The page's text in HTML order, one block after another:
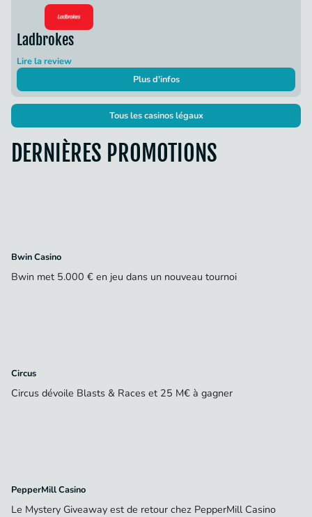
Ladbrokes
Lire la review
Plus d'infos
Tous les casinos légaux
DERNIÈRES PROMOTIONS
Bwin Casino
Bwin met 5.000 € en jeu dans un nouveau tournoi
Circus
Circus dévoile Blasts & Races et 25 M€ à gagner
PepperMill Casino
Le Mystery Giveaway est de retour chez PepperMill Casino